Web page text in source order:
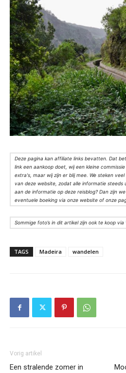
Deze pagina kan affiliate links bevatten. Dat
link een aankoop doet, wij een kleine
extra's, maar wij zijn er blij mee. We steken
van deze website, zodat alle informatie steeds
aan de informatie op deze reisblog? Dan zijn
eventuele boeking via onze website of onze
Sommige foto’s in dit artikel zijn ook te koop via
TAGS Madeira wandelen
Vorig artikel
Een stralende zomer in